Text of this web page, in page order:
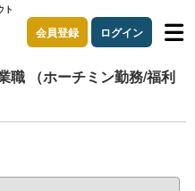
ト
会員登録 ログイン
職 （ホーチミン勤務/福利